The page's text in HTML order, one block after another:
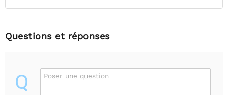
Questions et réponses
Q Poser une question